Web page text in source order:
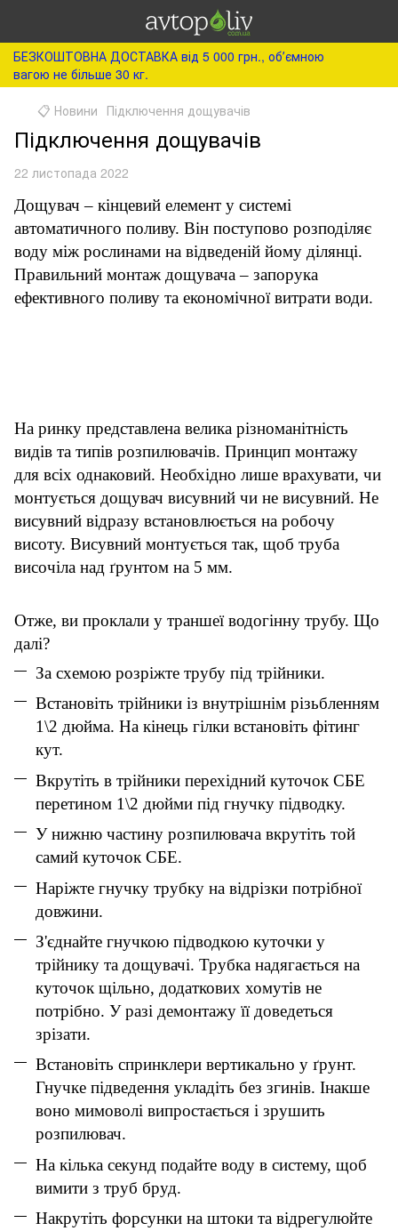
БЕЗКОШТОВНА ДОСТАВКА від 5 000 грн., обʼємною
вагою не більше 30 кг.
📋 Новини Підключення дощувачів
Підключення дощувачів
22 листопада 2022
Дощувач – кінцевий елемент у системі
автоматичного поливу. Він поступово розподіляє
воду між рослинами на відведеній йому ділянці.
Правильний монтаж дощувача – запорука
ефективного поливу та економічної витрати води.
На ринку представлена велика різноманітність
видів та типів розпилювачів. Принцип монтажу
для всіх однаковий. Необхідно лише врахувати, чи
монтується дощувач висувний чи не висувний. Не
висувний відразу встановлюється на робочу
висоту. Висувний монтується так, щоб труба
височіла над ґрунтом на 5 мм.
Отже, ви проклали у траншеї водогінну трубу. Що
далі?
За схемою розріжте трубу під трійники.
Встановіть трійники із внутрішнім різьбленням
1\2 дюйма. На кінець гілки встановіть фітинг
кут.
Вкрутіть в трійники перехідний куточок СБЕ
перетином 1\2 дюйми під гнучку підводку.
У нижню частину розпилювача вкрутіть той
самий куточок СБЕ.
Наріжте гнучку трубку на відрізки потрібної
довжини.
З'єднайте гнучкою підводкою куточки у
трійнику та дощувачі. Трубка надягається на
куточок щільно, додаткових хомутів не
потрібно. У разі демонтажу її доведеться
зрізати.
Встановіть спринклери вертикально у ґрунт.
Гнучке підведення укладіть без згинів. Інакше
воно мимоволі випростається і зрушить
розпилювач.
На кілька секунд подайте воду в систему, щоб
вимити з труб бруд.
Накрутіть форсунки на штоки та відрегулюйте